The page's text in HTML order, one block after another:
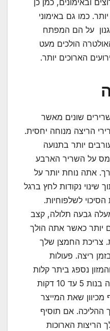
ובאימונים, כמן כן
כמו גם באימוני
על הם המפתח
הולכים מעט
הארוכים יותר.
שונים מאשר
הריצה מנוחה יחסית.
יותר בתנועה
על השריר הארבע
אתה נוחת יותר על
נקודות לחץ ברגל
לשלפוחיות.
גבעה תלולה, קצב
יותר כאשר אתה הולך
צריכת החמצן שלך
ריצה. פעולות
נספג ביתר קלות
ונוחות. לקיחת הפסקות הליכה בנות 5 עד 10 דקות
שאת המייצר
אם תוסיף
הריצות הארוכות